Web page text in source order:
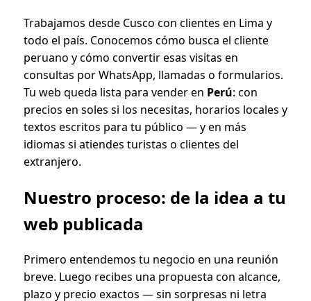
Trabajamos desde Cusco con clientes en Lima y
todo el país. Conocemos cómo busca el cliente
peruano y cómo convertir esas visitas en
consultas por WhatsApp, llamadas o formularios.
Tu web queda lista para vender en Perú: con
precios en soles si los necesitas, horarios locales y
textos escritos para tu público — y en más
idiomas si atiendes turistas o clientes del
extranjero.
Nuestro proceso: de la idea a tu
web publicada
Primero entendemos tu negocio en una reunión
breve. Luego recibes una propuesta con alcance,
plazo y precio exactos — sin sorpresas ni letra